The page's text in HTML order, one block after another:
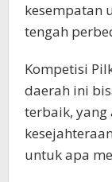
kesempatan
tengah
Kompetisi
daerah ini
terbaik, yang
untuk apa